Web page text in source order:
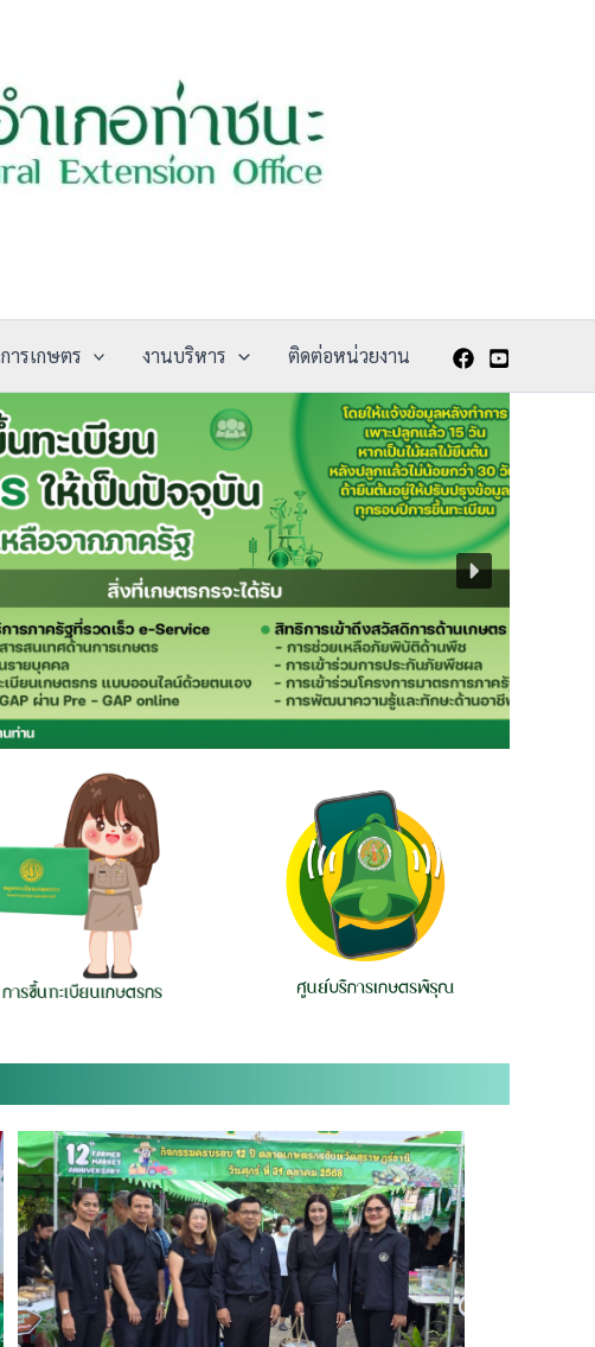
ารเกษตร งานบริหาร ติดต่อหน่วยงาน